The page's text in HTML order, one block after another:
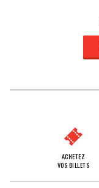
ACHETEZ
VOS BILLETS